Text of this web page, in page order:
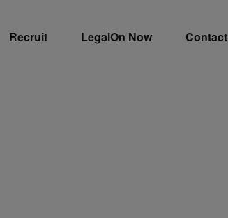
Recruit LegalOn Now Contact